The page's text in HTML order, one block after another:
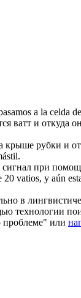
a la celda
ватт и откуда
крыше рубки и
при
20 vatios, y aún
в
технологии
или